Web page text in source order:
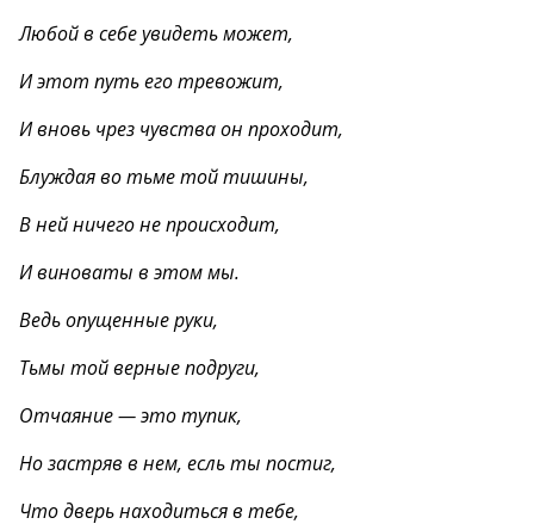
Любой в себе увидеть может,
И этот путь его тревожит,
И вновь чрез чувства он проходит,
Блуждая во тьме той тишины,
В ней ничего не происходит,
И виноваты в этом мы.
Ведь опущенные руки,
Тьмы той верные подруги,
Отчаяние — это тупик,
Но застряв в нем, есль ты постиг,
Что дверь находиться в тебе,